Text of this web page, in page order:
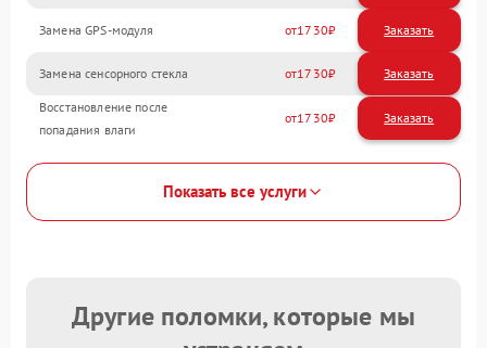
Замена GPS-модуля 1730
Замена сенсорного стекла 1730
Восстановление после
попадания влаги
1730
Показать все услуги
Другие поломки, которые мы